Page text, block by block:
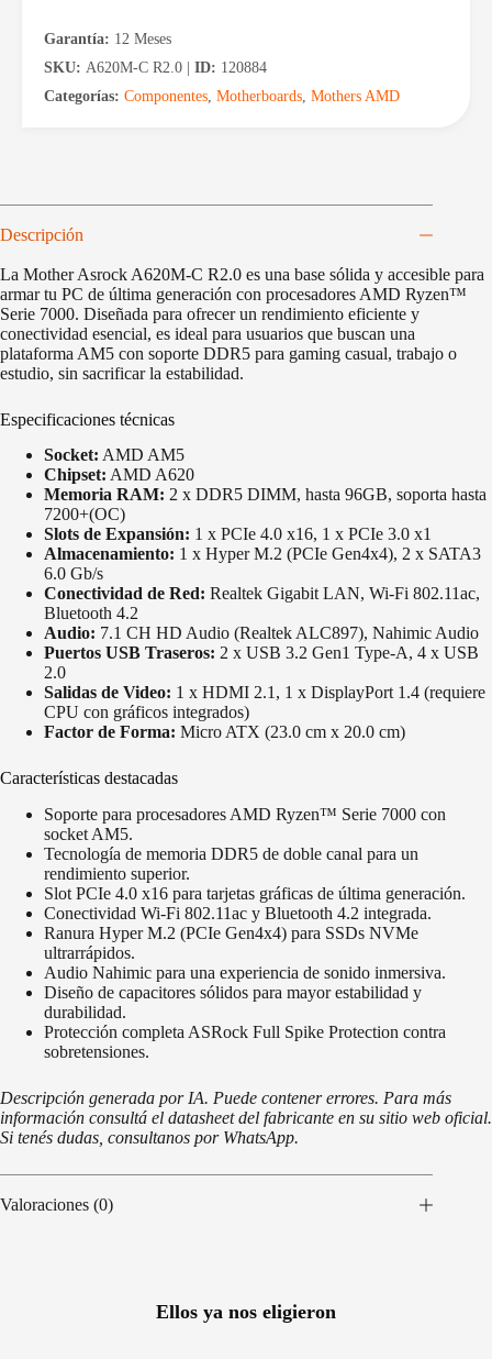
Garantía: 12 Meses
SKU: A620M-C R2.0 | ID: 120884
Categorías: Componentes Motherboards Mothers AMD
Descripción
La Mother Asrock A620M-C R2.0 es una base sólida y accesible para
armar tu PC de última generación con procesadores AMD Ryzen™
Serie 7000. Diseñada para ofrecer un rendimiento eficiente y
conectividad esencial, es ideal para usuarios que buscan una
plataforma AM5 con soporte DDR5 para gaming casual, trabajo o
estudio, sin sacrificar la estabilidad.
Especificaciones técnicas
Socket: AMD AM5
Chipset: AMD A620
Memoria RAM: 2 x DDR5 DIMM, hasta 96GB, soporta hasta
7200+(OC)
Slots de Expansión: 1 x PCIe 4.0 x16, 1 x PCIe 3.0 x1
Almacenamiento: 1 x Hyper M.2 (PCIe Gen4x4), 2 x SATA3
6.0 Gb/s
Conectividad de Red: Realtek Gigabit LAN, Wi-Fi 802.11ac,
Bluetooth 4.2
Audio: 7.1 CH HD Audio (Realtek ALC897), Nahimic Audio
Puertos USB Traseros: 2 x USB 3.2 Gen1 Type-A, 4 x USB
2.0
Salidas de Video: 1 x HDMI 2.1, 1 x DisplayPort 1.4 (requiere
CPU con gráficos integrados)
Factor de Forma: Micro ATX (23.0 cm x 20.0 cm)
Características destacadas
Soporte para procesadores AMD Ryzen™ Serie 7000 con
socket AM5.
Tecnología de memoria DDR5 de doble canal para un
rendimiento superior.
Slot PCIe 4.0 x16 para tarjetas gráficas de última generación.
Conectividad Wi-Fi 802.11ac y Bluetooth 4.2 integrada.
Ranura Hyper M.2 (PCIe Gen4x4) para SSDs NVMe
ultrarrápidos.
Audio Nahimic para una experiencia de sonido inmersiva.
Diseño de capacitores sólidos para mayor estabilidad y
durabilidad.
Protección completa ASRock Full Spike Protection contra
sobretensiones.
Descripción generada por IA. Puede contener errores. Para más
información consultá el datasheet del fabricante en su sitio web oficial.
Si tenés dudas, consultanos por WhatsApp.
Valoraciones (0)
Ellos ya nos eligieron